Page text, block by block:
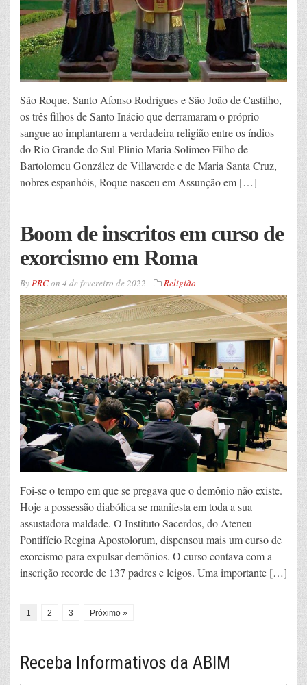
São Roque, Santo Afonso Rodrigues e São João de Castilho,
os três filhos de Santo Inácio que derramaram o próprio
sangue ao implantarem a verdadeira religião entre os índios
do Rio Grande do Sul Plinio Maria Solimeo Filho de
Bartolomeu González de Villaverde e de Maria Santa Cruz,
nobres espanhóis, Roque nasceu em Assunção em […]
Boom de inscritos em curso de
exorcismo em Roma
ByPRCon 4 de fevereiro de 2022 Religião
Foi-se o tempo em que se pregava que o demônio não existe.
Hoje a possessão diabólica se manifesta em toda a sua
assustadora maldade. O Instituto Sacerdos, do Ateneu
Pontifício Regina Apostolorum, dispensou mais um curso de
exorcismo para expulsar demônios. O curso contava com a
inscrição recorde de 137 padres e leigos. Uma importante […]
1 2 3 Próximo »
Receba Informativos da ABIM